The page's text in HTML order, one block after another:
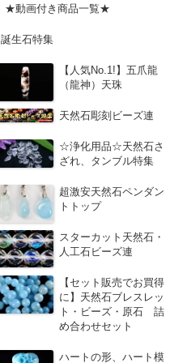
産日長石）
アンフィボールインク
ォーツ(Amphibole)
アンフィボールロック/
ye）
インカローズ（ロード
クロサイト/
インディアンアゲート
ndian Agate)
★動画付き商品一覧★
誕生石特集
【人気No.1!】五爪龍
（龍神）天珠
天然石彫刻ビーズ連
☆浄化用品☆天然石さ
ざれ、タンブル特集
超激安天然石ペンダン
トトップ
スターカット天然石・
人工石ビーズ連
【セット販売でお買得
に】天然石ブレスレッ
ト・ビーズ・原石 詰
め合わせセット
ハートの形、ハート模